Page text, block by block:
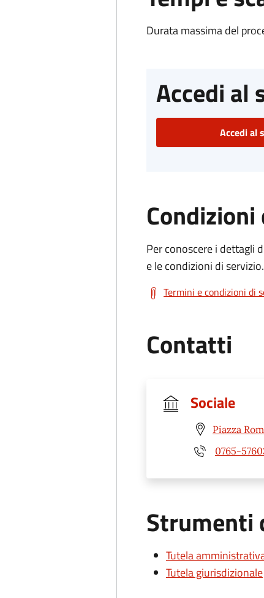
Durata massima del
Accedi al
Accedi al
Per conoscere i dettagli
e le condizioni di servizio.
Termini e condizioni di
Contatti
Sociale
Piazza
0765-
Strumenti
Tutela
Tutela giurisdizionale